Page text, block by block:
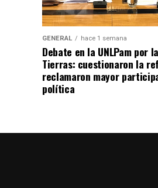
GENERAL hace 1 semana
Debate en la UNLPam por
Tierras: cuestionaron la
reclamaron mayor
política